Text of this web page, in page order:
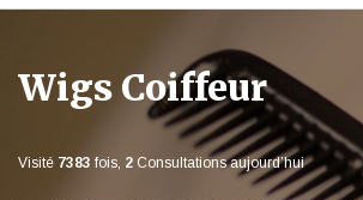
Wigs Coiffeur
Visité 7383 fois, 2 Consultations aujourd’hui